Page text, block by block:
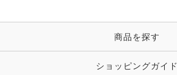
時計・財布・キーケース・革小物
キーホルダー・チャーム・ストラップ
ピン・ブローチ・コサージュ
その他 アクセサリー
商品を探す
ショッピングガイド